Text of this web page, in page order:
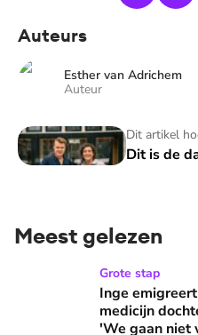
Auteurs
Esther van Adrichem
Auteur
Dit artikel
Dit is de
Dit is de dag
Meest gelezen
Inge emigreert naar
Grote stap
Inge
medicijn
'We gaan niet